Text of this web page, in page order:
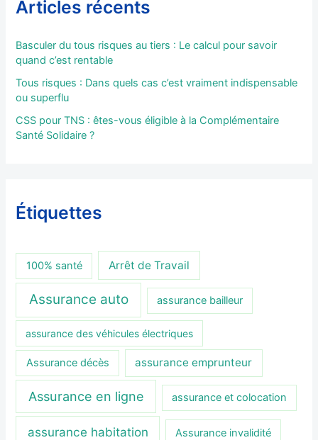
Articles récents
Basculer du tous risques au tiers : Le calcul pour savoir
quand c’est rentable
Tous risques : Dans quels cas c’est vraiment indispensable
ou superflu
CSS pour TNS : êtes-vous éligible à la Complémentaire
Santé Solidaire ?
Étiquettes
100% santé Arrêt de Travail
Assurance auto assurance bailleur
assurance des véhicules électriques
Assurance décès assurance emprunteur
Assurance en ligne assurance et colocation
assurance habitation Assurance invalidité